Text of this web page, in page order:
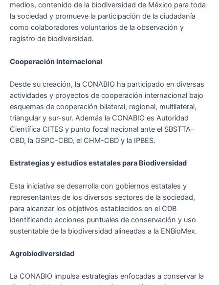
medios, contenido de la biodiversidad de México para toda
la sociedad y promueve la participación de la ciudadanía
como colaboradores voluntarios de la observación y
registro de biodiversidad.
Cooperación internacional
Desde su creación, la CONABIO ha participado en diversas
actividades y proyectos de cooperación internacional bajo
esquemas de cooperación bilateral, regional, multilateral,
triangular y sur-sur. Además la CONABIO es Autoridad
Científica CITES y punto focal nacional ante el SBSTTA-
CBD, la GSPC-CBD, el CHM-CBD y la IPBES.
Estrategias y estudios estatales para Biodiversidad
Esta iniciativa se desarrolla con gobiernos estatales y
representantes de los diversos sectores de la sociedad,
para alcanzar los objetivos establecidos en el CDB
identificando acciones puntuales de conservación y uso
sustentable de la biodiversidad alineadas a la ENBioMex.
Agrobiodiversidad
La CONABIO impulsa estrategias enfocadas a conservar la